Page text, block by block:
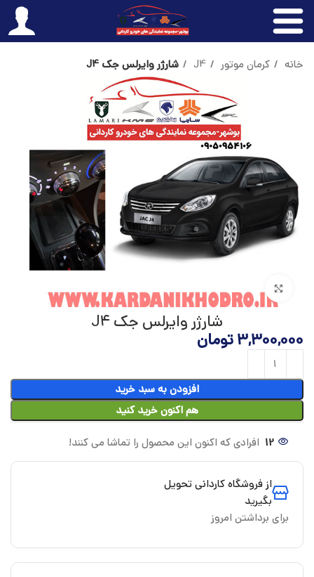
خانه کرمان موتور J4 شارژر وایرلس جک J4
شارژر وایرلس جک J4
3,300,000تومان
افزودن به سبد خرید
هم اکنون خرید کنید
12 افرادی که اکنون این محصول را تماشا می کنند!
از فروشگاه کاردانی تحویل
بگیرید
برای برداشتن امروز